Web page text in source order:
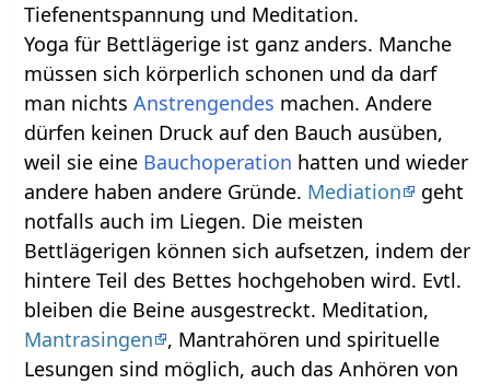
Tiefenentspannung und Meditation.
Yoga für Bettlägerige ist ganz anders. Manche
müssen sich körperlich schonen und da darf
man nichtsAnstrengendes machen. Andere
dürfen keinen Druck auf den Bauch ausüben,
weil sie eine Bauchoperation hatten und wieder
andere haben andere Gründe. Mediation
geht
notfalls auch im Liegen. Die meisten
Bettlägerigen können sich aufsetzen, indem der
hintere Teil des Bettes hochgehoben wird. Evtl.
bleiben die Beine ausgestreckt. Meditation,
Mantrasingen
, Mantrahören und spirituelle
Lesungen sind möglich, auch das Anhören von